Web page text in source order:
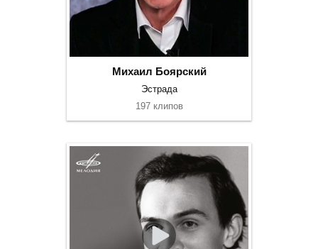
Михаил Боярский
Эстрада
197 клипов